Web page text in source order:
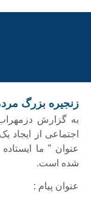
زنجیره بزرگ
به گزارش
اجتماعی از
شده است.
عنوان پیام :